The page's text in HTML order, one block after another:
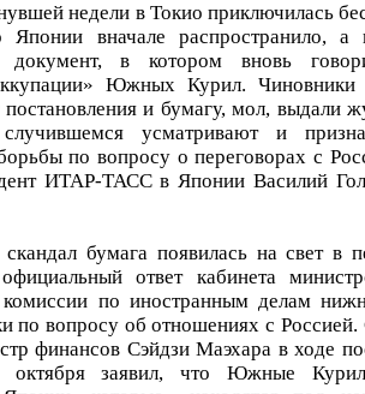
недели в Токио приключилась
Японии вначале распространило, а
документ, в котором вновь
Южных Курил.
постановления и бумагу, мол, выдали
усматривают и
по вопросу о переговорах с
ИТАР-ТАСС в Японии Василий
бумага появилась на свет в
ответ кабинета
комиссии по иностранным делам
по вопросу об отношениях с Россией.
финансов Сэйдзи Маэхара в ходе
октября заявил, что Южные